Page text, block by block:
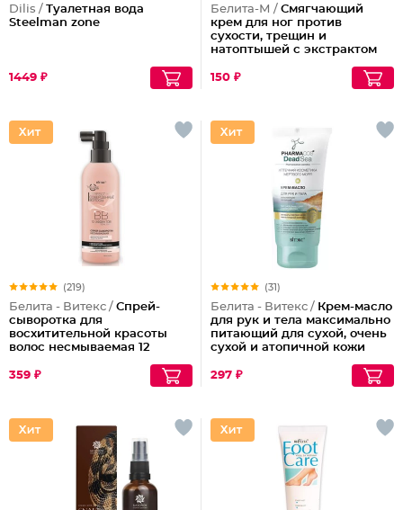
Dilis / Туалетная вода
Steelman zone
1449 ₽
Белита-М / Смягчающий
крем для ног против
сухости, трещин и
натоптышей с экстрактом
150 ₽
(219)
Белита - Витекс / Спрей-
сыворотка для
восхитительной красоты
волос несмываемая 12
Волосы
359 ₽
(31)
Белита - Витекс / Крем-масло
для рук и тела максимально
питающий для сухой, очень
сухой и атопичной кожи
297 ₽